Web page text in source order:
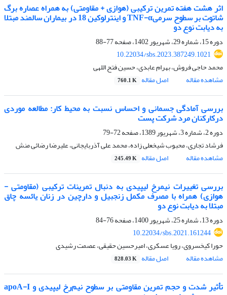
اثر هشت هفته تمرین ترکیبی (هوازی + مقاومتی) به همراه عصاره برگ
شاتوت بر سطوح سرمیTNF-α و اینترلوکین 18 در بیماران سالمند مبتلا
به دیابت نوع دو
دوره 15، شماره 29، شهریور 1402، صفحه
77-88
10.22034/sbs.2023.387249.1021
محمد حاجی فروش، بهرام عابدی، حسین فتح اللهی
مشاهده مقاله
اصل مقاله 760.1 K
بررسی آمادگی جسمانی و احساس نسبت به محیط کار: مطالعه موردی
درکارکنان مرد شرکت پست
دوره 2، شماره 3، شهریور 1389، صفحه
72-79
فرشاد تجاری، محبوب شیخعلی زاده، محمد علی آذربایجانی، علیرضا رضائی منش
مشاهده مقاله
اصل مقاله 245.49 K
بررسی تغییرات نیمرخ لیپیدی به دنبال تمرینات ترکیبی (مقاومتی -
هوازی) همراه با مصرف مکمل زنجبیل و دارچین در زنان یائسه چاق
مبتلا به دیابت نوع دو
دوره 13، شماره 25، شهریور 1400، صفحه
76-84
10.22034/sbs.2021.161244
حورا کیخسروی، رویا عسکری، امیرحسین حقیقی، عصمت رشیدی
مشاهده مقاله
اصل مقاله 828.03 K
تأثیر شدت و حجم تمرین مقاومتی بر سطوح نیم‌رخ لیپیدی و apoA-I